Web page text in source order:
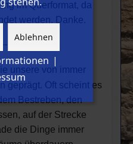
im Querformat, da
werden. Danke.
unsere von immer
geprägt. Oft scheint es
Bestreben, den
auf der Strecke
die Dinge immer
Ablehnen
|